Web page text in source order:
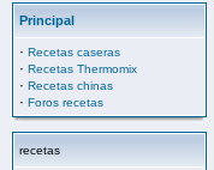
Principal
· Recetas caseras
· Recetas Thermomix
· Recetas chinas
· Foros recetas
recetas